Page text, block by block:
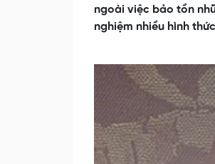
ngoài việc bảo tồn
nghiệm nhiều hình